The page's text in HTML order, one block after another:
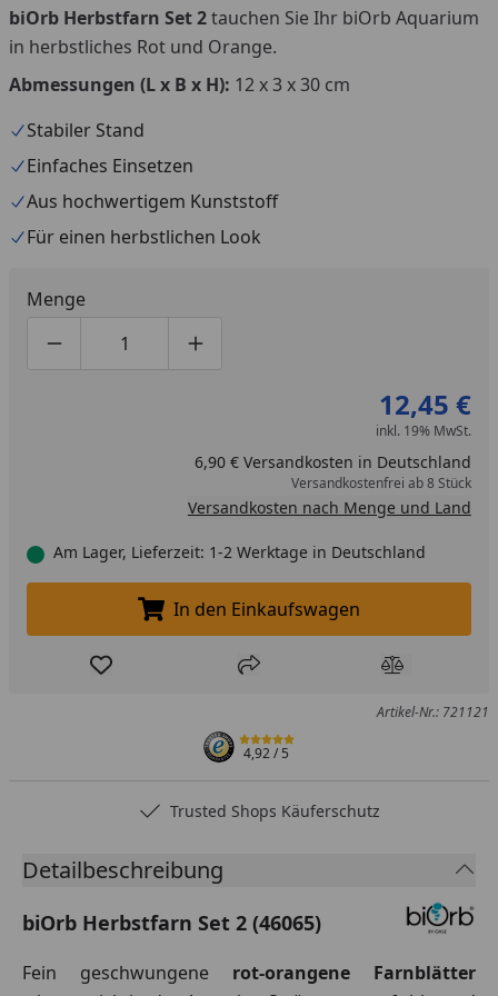
Youtube-Video
biOrb Herbstfarn Set 2tauchen Sie Ihr biOrb Aquarium
in herbstliches Rot und Orange.
Abmessungen (L x B x H): 12 x 3 x 30 cm
Stabiler Stand
Einfaches Einsetzen
Aus hochwertigem Kunststoff
Für einen herbstlichen Look
Menge
Produktmenge um eins verringern
Produktmenge manuell eingeben
Produktmenge um eins erhöhen
12,45 €
inkl. 19% MwSt.
6,90 € Versandkosten in Deutschland
Versandkostenfrei ab 8 Stück
Versandkosten nach Menge und Land
Am Lager, Lieferzeit: 1-2 Werktage in Deutschland
In den Einkaufswagen legen
In den Einkaufswagen
Produkt zur Wunschliste hinzufügen
Teilen Produkt
Artikel-Nr.: 721121
4,92/ 5
Trusted Shops Käuferschutz
Detailbeschreibung
biOrb Herbstfarn Set 2 (46065)
Fein geschwungene rot-orangene Farnblätter